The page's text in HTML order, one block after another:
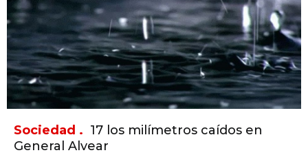
Sociedad . 17 los milímetros caídos en
General Alvear